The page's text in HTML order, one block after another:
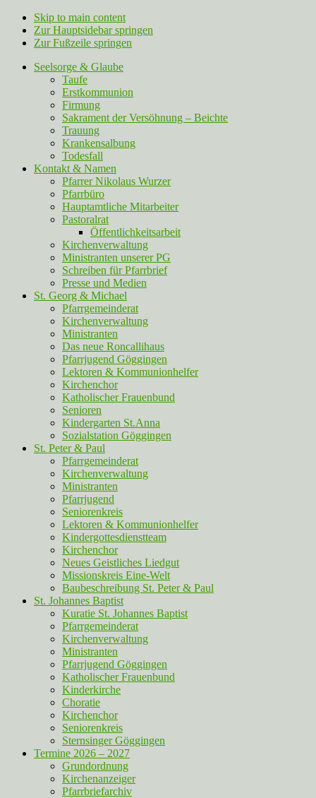
Skip to main content
Zur Hauptsidebar springen
Zur Fußzeile springen
Seelsorge & Glaube
Taufe
Erstkommunion
Firmung
Sakrament der Versöhnung – Beichte
Trauung
Krankensalbung
Todesfall
Kontakt & Namen
Pfarrer Nikolaus Wurzer
Pfarrbüro
Hauptamtliche Mitarbeiter
Pastoralrat
Öffentlichkeitsarbeit
Kirchenverwaltung
Ministranten unserer PG
Schreiben für Pfarrbrief
Presse und Medien
St. Georg & Michael
Pfarrgemeinderat
Kirchenverwaltung
Ministranten
Das neue Roncallihaus
Pfarrjugend Göggingen
Lektoren & Kommunionhelfer
Kirchenchor
Katholischer Frauenbund
Senioren
Kindergarten St.Anna
Sozialstation Göggingen
St. Peter & Paul
Pfarrgemeinderat
Kirchenverwaltung
Ministranten
Pfarrjugend
Seniorenkreis
Lektoren & Kommunionhelfer
Kindergottesdienstteam
Kirchenchor
Neues Geistliches Liedgut
Missionskreis Eine-Welt
Baubeschreibung St. Peter & Paul
St. Johannes Baptist
Kuratie St. Johannes Baptist
Pfarrgemeinderat
Kirchenverwaltung
Ministranten
Pfarrjugend Göggingen
Katholischer Frauenbund
Kinderkirche
Choratie
Kirchenchor
Seniorenkreis
Sternsinger Göggingen
Termine 2026 – 2027
Grundordnung
Kirchenanzeiger
Pfarrbriefarchiv